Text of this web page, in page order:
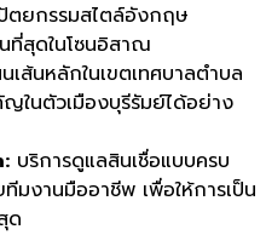
ตยกรรมสไตล์อังกฤษ
ที่สุดในโซนอิสาณ
เส้นหลักในเขตเทศบาลตำบล
ในตัวเมืองบุรีรัมย์ได้อย่าง
บริการดูแลสินเชื่อแบบครบ
มงานมืออาชีพ เพื่อให้การเป็น
ด